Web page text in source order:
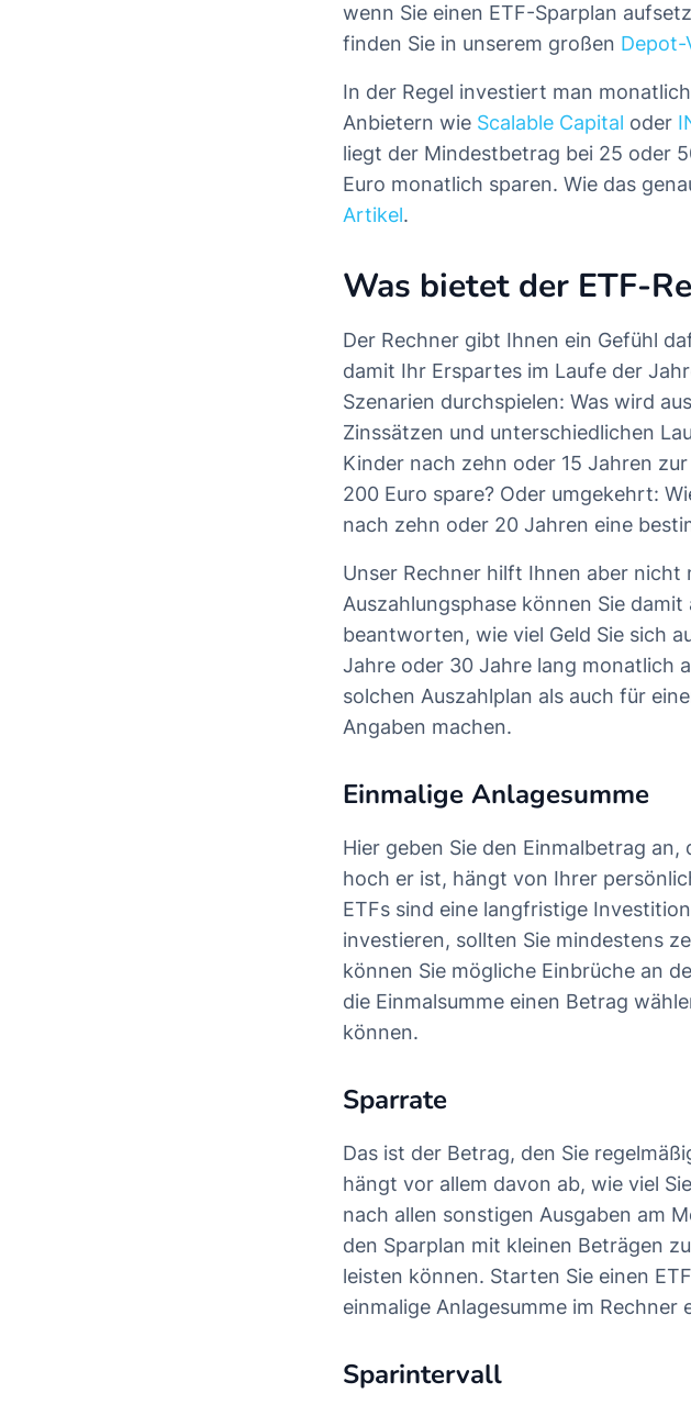
wenn Sie einen ETF-Sparplan
finden Sie in unserem großen Depot-
In der Regel investiert man
Anbietern wie Scalable Capital oder
liegt der Mindestbetrag bei 25 oder
Euro monatlich sparen. Wie das
Artikel.
Was bietet der ETF-
Der Rechner gibt Ihnen ein Gefühl
damit Ihr Erspartes im Laufe der
Szenarien durchspielen: Was wird
Zinssätzen und unterschiedlichen
Kinder nach zehn oder 15 Jahren
200 Euro spare? Oder umgekehrt:
nach zehn oder 20 Jahren eine
Unser Rechner hilft Ihnen aber nicht
Auszahlungsphase können Sie
beantworten, wie viel Geld Sie sich
Jahre oder 30 Jahre lang monatlich
solchen Auszahlplan als auch für
Angaben machen.
Einmalige Anlagesumme
Hier geben Sie den Einmalbetrag
hoch er ist, hängt von Ihrer
ETFs sind eine langfristige
investieren, sollten Sie mindestens
können Sie mögliche Einbrüche an
die Einmalsumme einen Betrag
können.
Sparrate
Das ist der Betrag, den Sie
hängt vor allem davon ab, wie viel
nach allen sonstigen Ausgaben am
den Sparplan mit kleinen Beträgen
leisten können. Starten Sie einen
einmalige Anlagesumme im Rechner
Sparintervall